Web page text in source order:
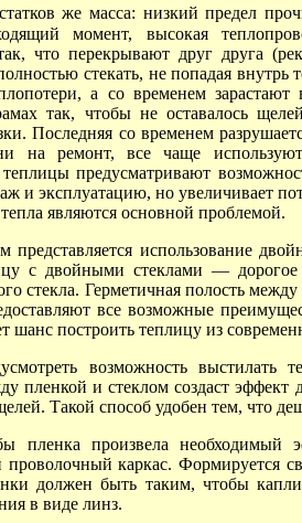
же масса: низкий предел
момент, высокая
что перекрывают друг друга
стекать, не попадая
а со временем
так, чтобы не оставалось
Последняя со временем
на ремонт, все чаще
предусматривают
и эксплуатацию, но увеличивает
являются основной проблемой.
представляется использование
с двойными стеклами —дорогое
стекла. Герметичная полость между
все возможные
шанс построить теплицу из
возможность
пленкой и стеклом создаст
Такой способ удобен тем, что
пленка произвела необходимый
проволочный каркас. Формируется
должен быть таким, чтобы
в виде линз.